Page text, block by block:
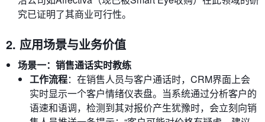
究已证明了其商业可行性。
2. 应用场景与业务价值
场景一：销售通话实时教练
工作流程：在销售人员与客户通话时，CRM界面上会
实时显示一个客户情绪仪表盘。当系统通过分析客户的
语速和语调，检测到其对报价产生犹豫时，会立刻向销